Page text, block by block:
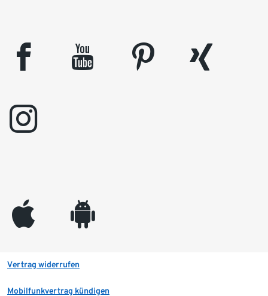
facebook youtube pinterest
xing
instagram
appleinc android
Vertrag widerrufen
Mobilfunkvertrag kündigen